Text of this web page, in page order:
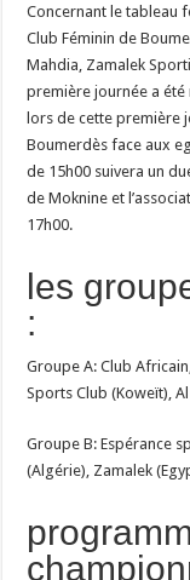
Concernant le tableau
Club Féminin de
Mahdia, Zamalek
première journée a été
lors de cette première
Boumerdès face aux
de 15h00 suivera un
de Moknine et
17h00.
les
:
Groupe A: Club
Sports Club (Koweït),
Groupe B: Espérance
(Algérie), Zamalek